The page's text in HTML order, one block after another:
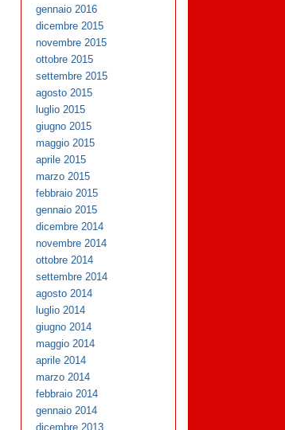
gennaio 2016
dicembre 2015
novembre 2015
ottobre 2015
settembre 2015
agosto 2015
luglio 2015
giugno 2015
maggio 2015
aprile 2015
marzo 2015
febbraio 2015
gennaio 2015
dicembre 2014
novembre 2014
ottobre 2014
settembre 2014
agosto 2014
luglio 2014
giugno 2014
maggio 2014
aprile 2014
marzo 2014
febbraio 2014
gennaio 2014
dicembre 2013